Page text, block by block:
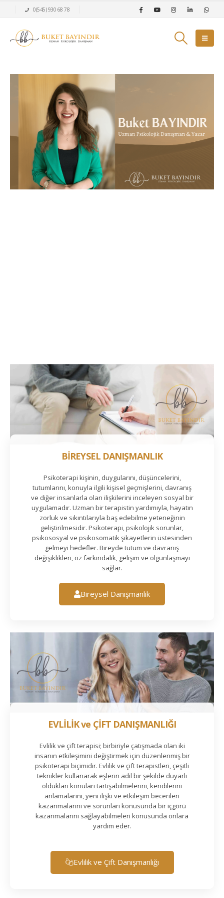
0(545) 930 68 78
BİREYSEL DANIŞMANLIK
Psikoterapi kişinin, duygularını, düşüncelerini,
tutumlarını, konuyla ilgili kişisel geçmişlerini, davranış
ve diğer insanlarla olan ilişkilerini inceleyen sosyal bir
uygulamadır. Uzman bir terapistin yardımıyla, hayatın
zorluk ve sıkıntılarıyla baş edebilme yeteneğinin
geliştirilmesidir. Psikoterapi, psikolojik sorunlar,
psikososyal ve psikosomatik şikayetlerin üstesinden
gelmeyi hedefler. Bireyde tutum ve davranış
değişiklikleri, öz farkındalık, gelişim ve olgunlaşmayı
sağlar.
Bireysel Danışmanlık
EVLİLİK ve ÇİFT DANIŞMANLIĞI
Evlilik ve çift terapisi; birbiriyle çatışmada olan iki
insanın etkileşimini değiştirmek için düzenlenmiş bir
psikoterapi biçimidir. Evlilik ve çift terapistleri, çeşitli
teknikler kullanarak eşlerin adil bir şekilde duyarlı
oldukları konuları tartışabilmelerini, kendilerini
anlamalarını, yeni ilişki ve etkileşim becerileri
kazanmalarını ve sorunları konusunda bir içgörü
kazanmalarını sağlayabilmeleri konusunda onlara
yardım eder.
Evlilik ve Çift Danışmanlığı